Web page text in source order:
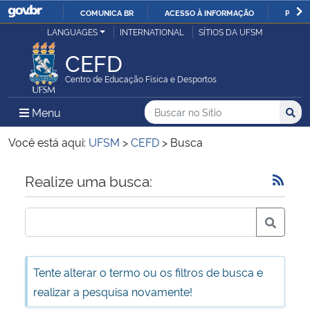
IR
COMUNICA BR ACESSO À INFORMAÇÃO
Ministério da Justiça e Segurança Pública
Ministério da Defesa
Ministério das Relações Exteriores
Ministério da Economia
Ministério da Infraestrutura
LANGUAGES INTERNATIONAL SÍTIOS DA UFSM
CEFD
Centro de Educação Física e Desportos
Menu Menu Principal do Sítio
Busca
Buscar no no Sítio
Busca:
Você está aqui: UFSM >CEFD > Busca
Início do conteúdo
Realize uma busca:
Tente alterar o termo ou os filtros de busca e
realizar a pesquisa novamente!